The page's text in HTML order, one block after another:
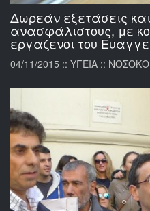
Δωρεάν εξετάσεις
ανασφάλιστους, με
εργαζενοι του
04/11/2015 :: ΥΓΕΙΑ ::